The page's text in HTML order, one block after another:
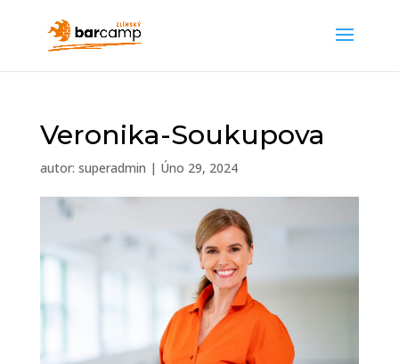
Veronika-Soukupova
autor: superadmin | Úno 29, 2024